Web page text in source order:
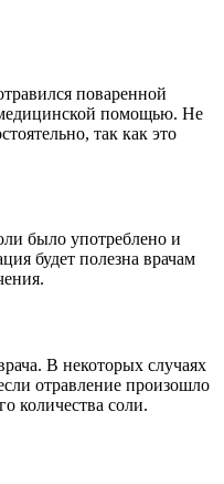
поваренной
помощью. Не
так как это
было употреблено и
будет полезна врачам
В некоторых случаях
отравление произошло
количества соли.